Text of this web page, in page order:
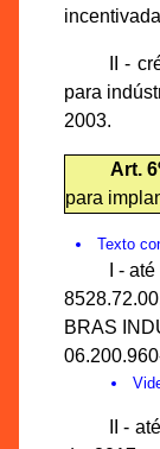
II -
para
2003.
Art.
para
Texto
I -
BRAS
II -